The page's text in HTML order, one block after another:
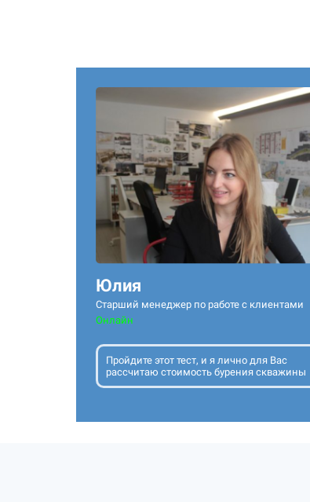
Юлия
Старший менеджер по работе с клиентами
Онлайн
Пройдите этот тест, и я лично для Вас
рассчитаю стоимость бурения скважины